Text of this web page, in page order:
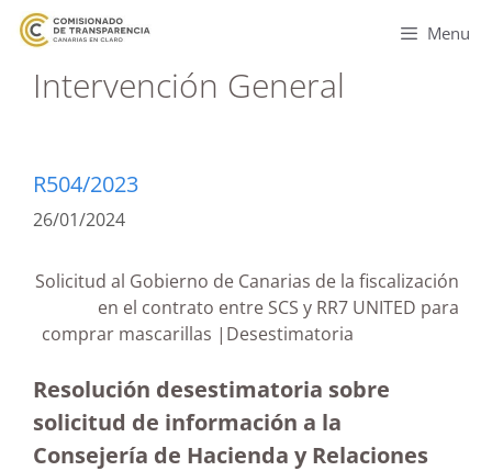
Menu
Intervención General
R504/2023
26/01/2024
Solicitud al Gobierno de Canarias de la fiscalización
en el contrato entre SCS y RR7 UNITED para
comprar mascarillas |Desestimatoria
Resolución desestimatoria sobre
solicitud de información a la
Consejería de Hacienda y Relaciones